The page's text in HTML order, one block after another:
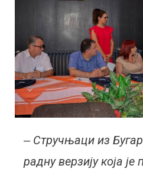
‒ Стручњаци из
радну верзију која